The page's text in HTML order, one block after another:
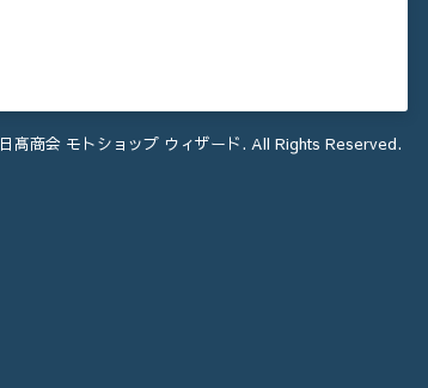
日髙商会 モトショップ ウィザード. All Rights Reserved.